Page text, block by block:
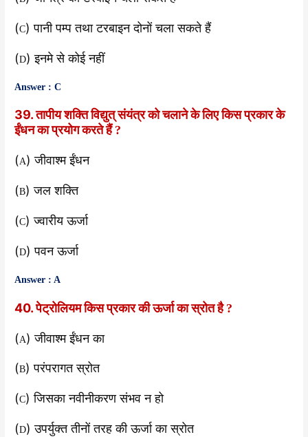
(C) पानी पम्प तथा टरबाइन दोनों चला सकते हैं
(D) इनमे से कोई नहीं
Answer : C
39. तापीय शक्ति विद्युत् संयंत्र को चलाने के लिए किस प्रकार के
ईंधन का प्रयोग करते हैं ?
(A) जीवाश्म ईंधन
(B) जल शक्ति
(C) ज्वारीय ऊर्जा
(D) पवन ऊर्जा
Answer : A
40. पेट्रोलियम किस प्रकार की ऊर्जा का स्रोत है ?
(A) जीवाश्म ईंधन का
(B) परंपरागत स्रोत
(C) जिसका नवीनीकरण संभव न हो
(D) उपर्युक्त तीनों तरह की ऊर्जा का स्रोत